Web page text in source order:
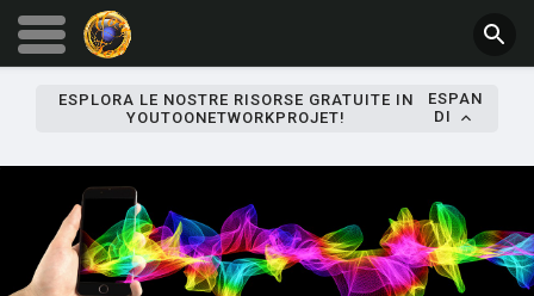
ESPLORA LE NOSTRE RISORSE GRATUITE IN
YOUTOONETWORKPROJET!
ESPAN
DI